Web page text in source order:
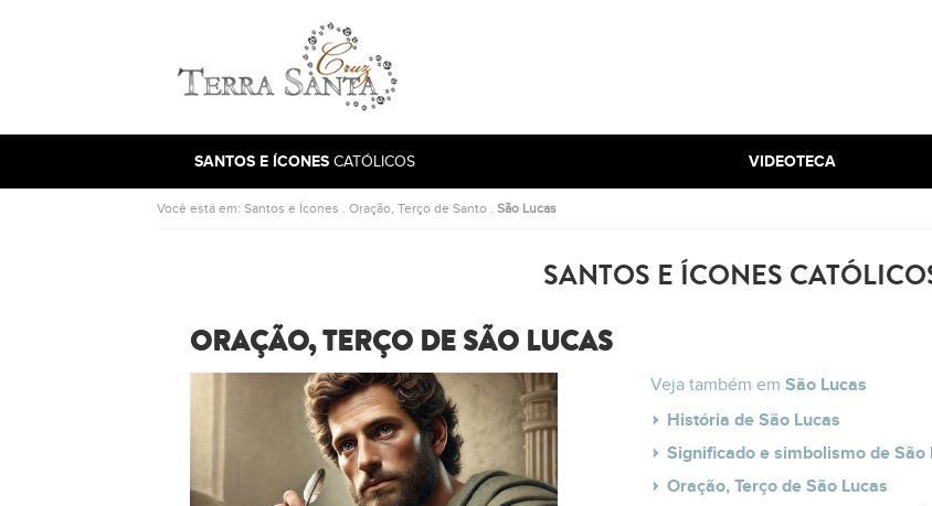
Ir para a página inicial
SANTOS E ÍCONES CATÓLICOS VIDEOTECA
Você está em: Santos e Ícones . Oração, Terço de Santo . São Lucas
SANTOS E ÍCONES
ORAÇÃO, TERÇO DE SÃO LUCAS
Veja também em São Lucas
História de São Lucas
Significado e simbolismo de São
Oração, Terço de São Lucas